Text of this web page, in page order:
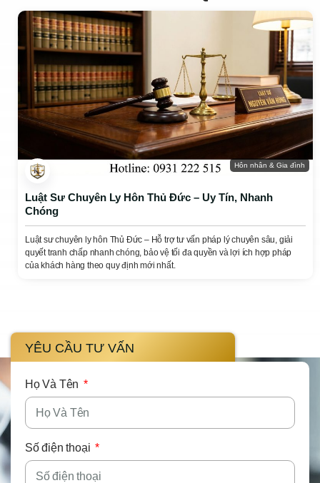
Hôn nhân & Gia đình
Luật Sư Chuyên Ly Hôn Thủ Đức – Uy Tín, Nhanh
Chóng
Luật sư chuyên ly hôn Thủ Đức – Hỗ trợ tư vấn pháp lý chuyên sâu, giải
quyết tranh chấp nhanh chóng, bảo vệ tối đa quyền và lợi ích hợp pháp
của khách hàng theo quy định mới nhất.
YÊU CẦU TƯ VẤN
Họ Và Tên
Số điện thoại